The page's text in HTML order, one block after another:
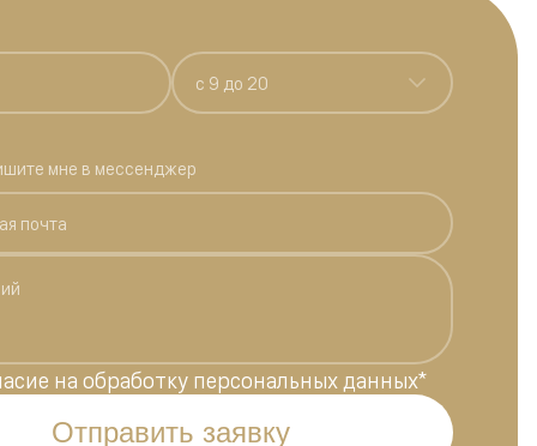
c 9 до 20
мне в мессенджер
на обработку персональных данных*
Отправить заявку